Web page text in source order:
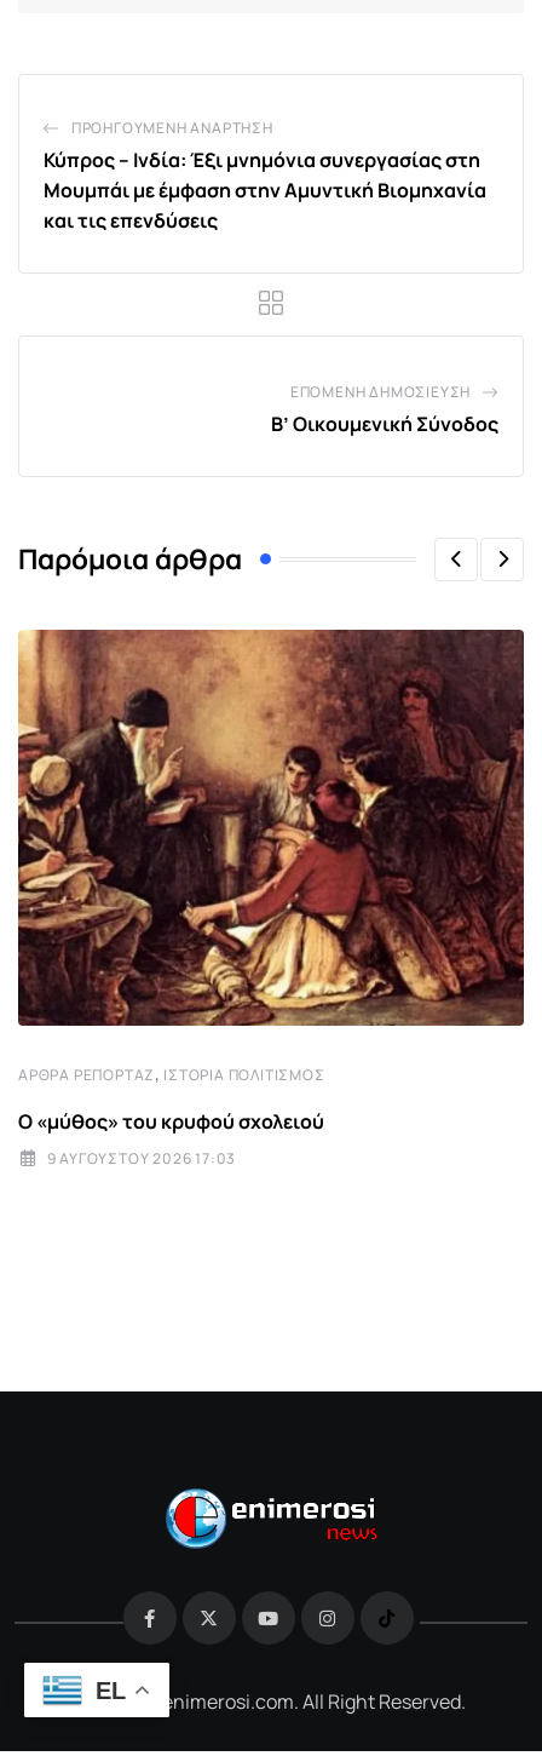
ΠΡΟΗΓΟΎΜΕΝΗ ΑΝΆΡΤΗΣΗ
Κύπρος – Ινδία: Έξι μνημόνια συνεργασίας στη
Μουμπάι με έμφαση στην Αμυντική Βιομηχανία
και τις επενδύσεις
ΕΠΌΜΕΝΗ ΔΗΜΟΣΊΕΥΣΗ
Β’ Οικουμενική Σύνοδος
Παρόμοια άρθρα
ΆΡΘΡΑ ΡΕΠΟΡΤΆΖ, ΙΣΤΟΡΊΑ ΠΟΛΙΤΙΣΜΌΣ
Ο «μύθος» του κρυφού σχολειού
9 ΑΥΓΟΎΣΤΟΥ 2026 17:03
@2026 e-enimerosi.com. All Right Reserved.
EL